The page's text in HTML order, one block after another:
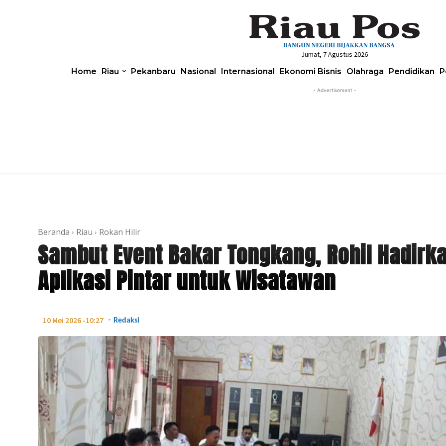
Jumat, 7 Agustus 2026
Home Riau Pekanbaru Nasional Internasional Ekonomi Bisnis Olahraga Pendidikan
- Advertisement -
Beranda Riau Rokan Hilir
Sambut Event Bakar Tongkang, Rohil
Aplikasi Pintar untuk Wisatawan
10 Mei 2026 -10:27 - Redaksi